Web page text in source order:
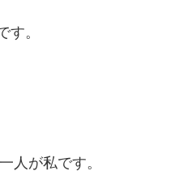
す。
人が私です。